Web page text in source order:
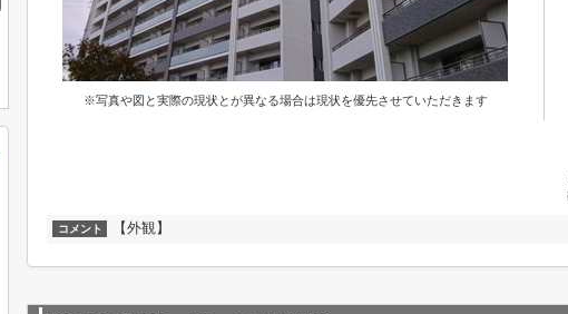
※写真や図と実際の現状とが異なる場合は現状を優先させていただきます
コメント 【外観】